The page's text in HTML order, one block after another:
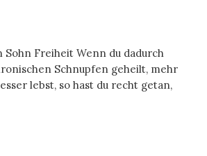
Freiheit Wenn du dadurch
Schnupfen geheilt, mehr
lebst, so hast du recht getan,